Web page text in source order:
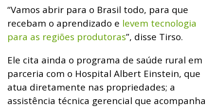
“Vamos abrir para o Brasil todo, para que
recebam o aprendizado e levem tecnologia
para as regiões produtoras”, disse Tirso.
Ele cita ainda o programa de saúde rural em
parceria com o Hospital Albert Einstein, que
atua diretamente nas propriedades; a
assistência técnica gerencial que acompanha